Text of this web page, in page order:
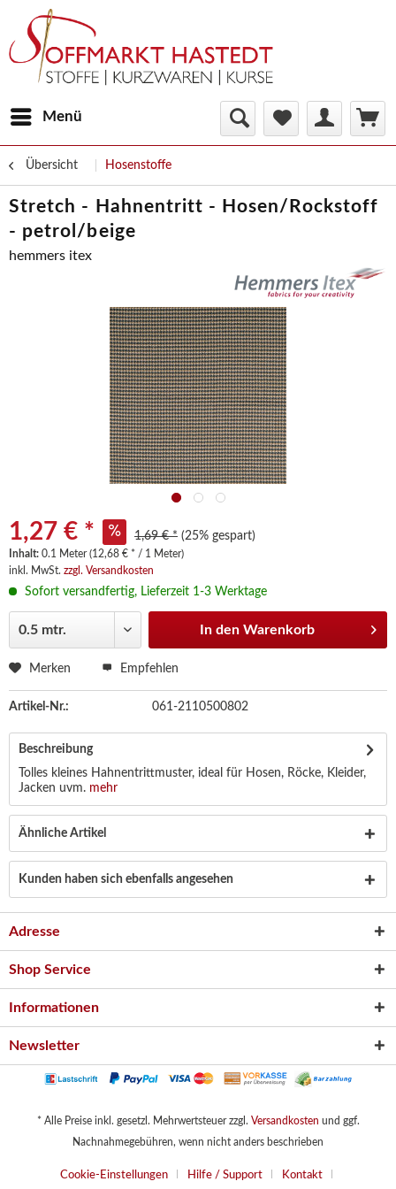
Menü
Übersicht Hosenstoffe
Stretch - Hahnentritt - Hosen/Rockstoff
- petrol/beige
hemmers itex
1,27 € * 1,69 € * (25% gespart)
Inhalt: 0.1 Meter (12,68 € * / 1 Meter)
inkl. MwSt. zzgl. Versandkosten
Sofort versandfertig, Lieferzeit 1-3 Werktage
In den Warenkorb
Merken Empfehlen
Artikel-Nr.: 061-2110500802
Beschreibung
Tolles kleines Hahnentrittmuster, ideal für Hosen, Röcke, Kleider,
Jacken uvm. mehr
Ähnliche Artikel
Kunden haben sich ebenfalls angesehen
Adresse
Shop Service
Informationen
Newsletter
* Alle Preise inkl. gesetzl. Mehrwertsteuer zzgl. Versandkosten und ggf.
Nachnahmegebühren, wenn nicht anders beschrieben
Cookie-Einstellungen Hilfe / Support Kontakt